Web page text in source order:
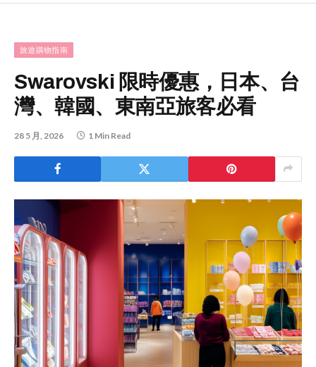
旅遊購物指南
Swarovski 限時優惠，日本、台
灣、韓國、東南亞旅客必看
28 5 月, 2026 1 Min Read